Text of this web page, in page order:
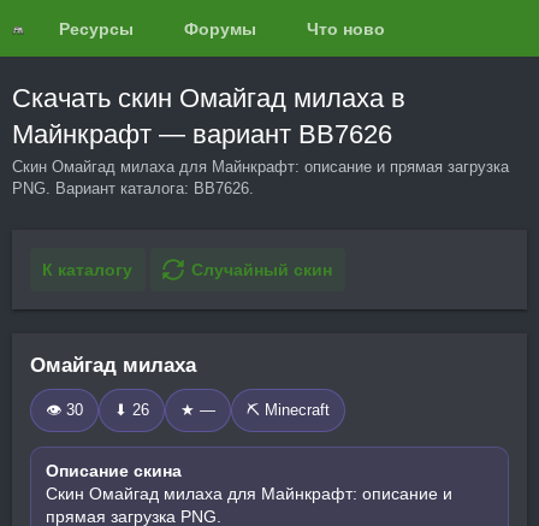
Ресурсы Форумы Что нового?
Скачать скин Омайгад милаха в
Майнкрафт — вариант BB7626
Скин Омайгад милаха для Майнкрафт: описание и прямая загрузка
PNG. Вариант каталога: BB7626.
К каталогу Случайный скин
Омайгад милаха
👁 30 ⬇ 26 ★ — ⛏️ Minecraft
Описание скина
Скин Омайгад милаха для Майнкрафт: описание и
прямая загрузка PNG.